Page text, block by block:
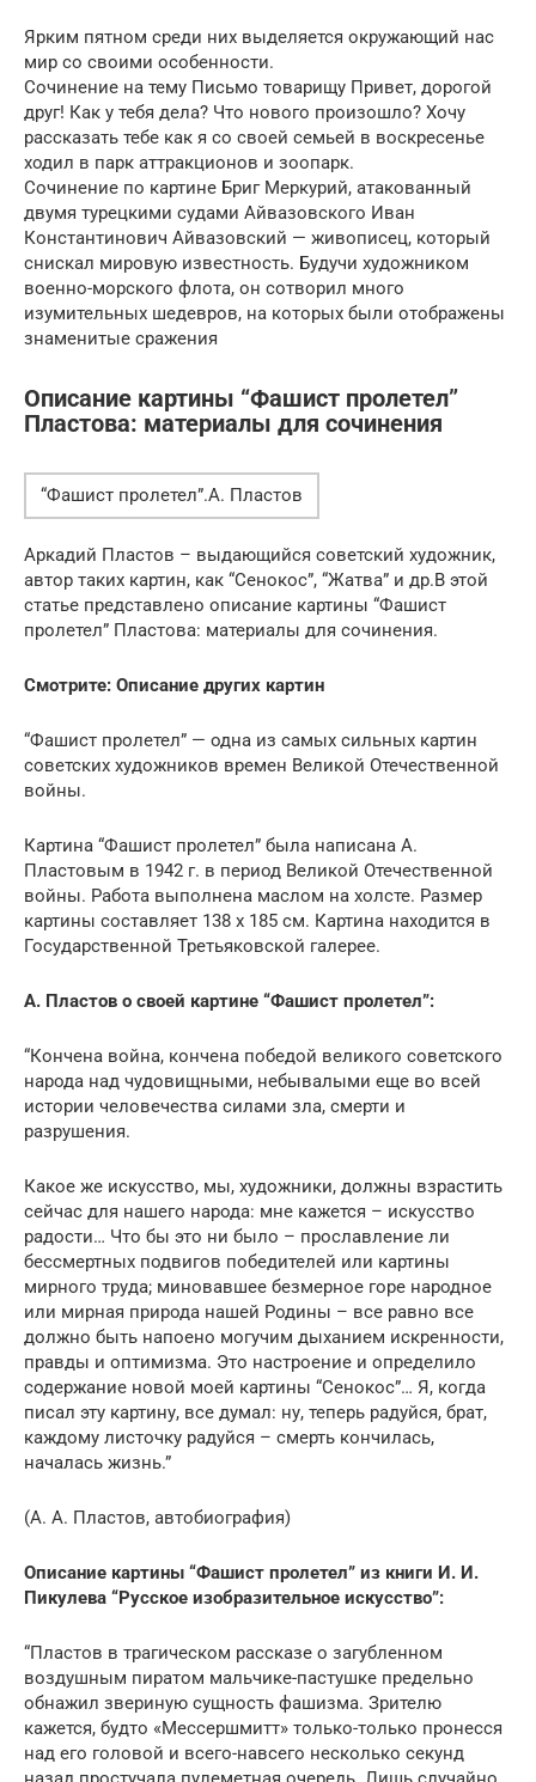
Ярким пятном среди них выделяется окружающий нас
мир со своими особенности.
Сочинение на тему Письмо товарищу Привет, дорогой
друг! Как у тебя дела? Что нового произошло? Хочу
рассказать тебе как я со своей семьей в воскресенье
ходил в парк аттракционов и зоопарк.
Сочинение по картине Бриг Меркурий, атакованный
двумя турецкими судами Айвазовского Иван
Константинович Айвазовский — живописец, который
снискал мировую известность. Будучи художником
военно-морского флота, он сотворил много
изумительных шедевров, на которых были отображены
знаменитые сражения
Описание картины “Фашист пролетел”
Пластова: материалы для сочинения
“Фашист пролетел”.А. Пластов
Аркадий Пластов – выдающийся советский художник,
автор таких картин, как “Сенокос”, “Жатва” и др.В этой
статье представлено описание картины “Фашист
пролетел” Пластова: материалы для сочинения.
Смотрите: Описание других картин
“Фашист пролетел” — одна из самых сильных картин
советских художников времен Великой Отечественной
войны.
Картина “Фашист пролетел” была написана А.
Пластовым в 1942 г. в период Великой Отечественной
войны. Работа выполнена маслом на холсте. Размер
картины составляет 138 x 185 см. Картина находится в
Государственной Третьяковской галерее.
А. Пластов о своей картине “Фашист пролетел”:
“Кончена война, кончена победой великого советского
народа над чудовищными, небывалыми еще во всей
истории человечества силами зла, смерти и
разрушения.
Какое же искусство, мы, художники, должны взрастить
сейчас для нашего народа: мне кажется – искусство
радости… Что бы это ни было – прославление ли
бессмертных подвигов победителей или картины
мирного труда; миновавшее безмерное горе народное
или мирная природа нашей Родины – все равно все
должно быть напоено могучим дыханием искренности,
правды и оптимизма. Это настроение и определило
содержание новой моей картины “Сенокос”… Я, когда
писал эту картину, все думал: ну, теперь радуйся, брат,
каждому листочку радуйся – смерть кончилась,
началась жизнь.”
(А. А. Пластов, автобиография)
Описание картины “Фашист пролетел” из книги И. И.
Пикулева “Русское изобразительное искусство”:
“Пластов в трагическом рассказе о загубленном
воздушным пиратом мальчике-пастушке предельно
обнажил звериную сущность фашизма. Зрителю
кажется, будто «Мессершмитт» только-только пронесся
над его головой и всего-навсего несколько секунд